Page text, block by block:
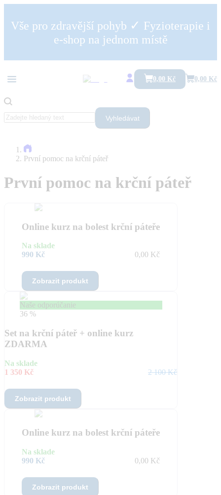
Vše pro zdravější pohyb ✓ Fyzioterapie i
e-shop na jednom místě
Vyhledávat
0,00 Kč 0,00 Kč
První pomoc na krční páteř
První pomoc na krční páteř
Online kurz na bolest krční páteře
Na sklade
990 Kč
0,00 Kč
Zobrazit produkt
Naše odporúčanie
36 %
Set na krční páteř + online kurz
ZDARMA
Na sklade
1 350 Kč
2 100 Kč
Zobrazit produkt
Online kurz na bolest krční páteře
Na sklade
990 Kč
0,00 Kč
Zobrazit produkt